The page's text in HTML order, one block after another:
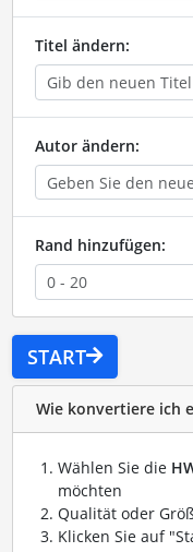
Titel ändern:
Autor ändern:
Rand hinzufügen:
START
Wie konvertiere ich
Wählen Sie die
möchten
Qualität oder
Klicken Sie auf